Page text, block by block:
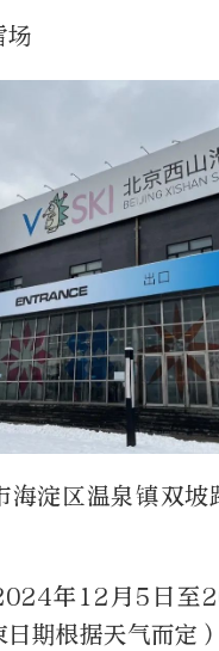
场
海淀区温泉镇双
年12月5日至
期根据天气而定）